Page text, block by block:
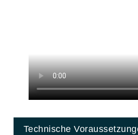
Technische